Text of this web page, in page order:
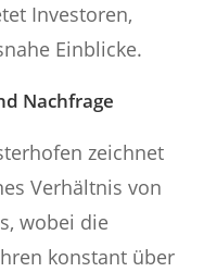
Investoren,
Einblicke.
Nachfrage
zeichnet
Verhältnis von
wobei die
konstant über